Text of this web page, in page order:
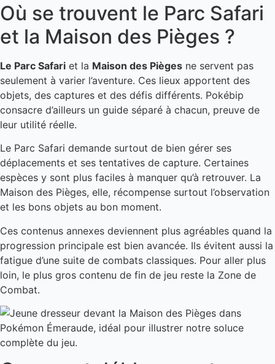
Où se trouvent le Parc Safari
et la Maison des Pièges ?
Le Parc Safari et la Maison des Pièges ne servent pas
seulement à varier l’aventure. Ces lieux apportent des
objets, des captures et des défis différents. Pokébip
consacre d’ailleurs un guide séparé à chacun, preuve de
leur utilité réelle.
Le Parc Safari demande surtout de bien gérer ses
déplacements et ses tentatives de capture. Certaines
espèces y sont plus faciles à manquer qu’à retrouver. La
Maison des Pièges, elle, récompense surtout l’observation
et les bons objets au bon moment.
Ces contenus annexes deviennent plus agréables quand la
progression principale est bien avancée. Ils évitent aussi la
fatigue d’une suite de combats classiques. Pour aller plus
loin, le plus gros contenu de fin de jeu reste la Zone de
Combat.